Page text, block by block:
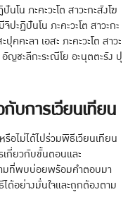
นโน ภะคะวะโต สาวะกะสังโฆ
ปะฏิปันโน ภะคะวะโต สาวะกะ
คะลา เอสะ ภะคะวะโต สาวะ
ญชะลีกะระณีโย อะนุตตะรัง ปุ
บการเวียนเทียน
อไม่ได้ไปร่วมพิธีเวียนเทียน
เกี่ยวกับขั้นตอนและ
มที่พบบ่อยพร้อมคำตอบมา
ด้อย่างมั่นใจและถูกต้องตาม